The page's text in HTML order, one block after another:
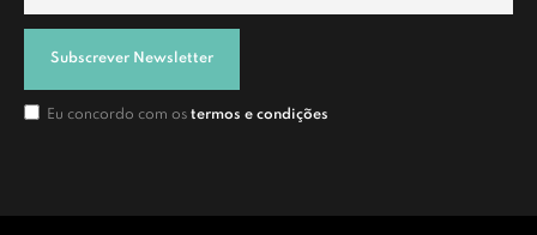
Subscrever Newsletter
Eu concordo com os termos e condições